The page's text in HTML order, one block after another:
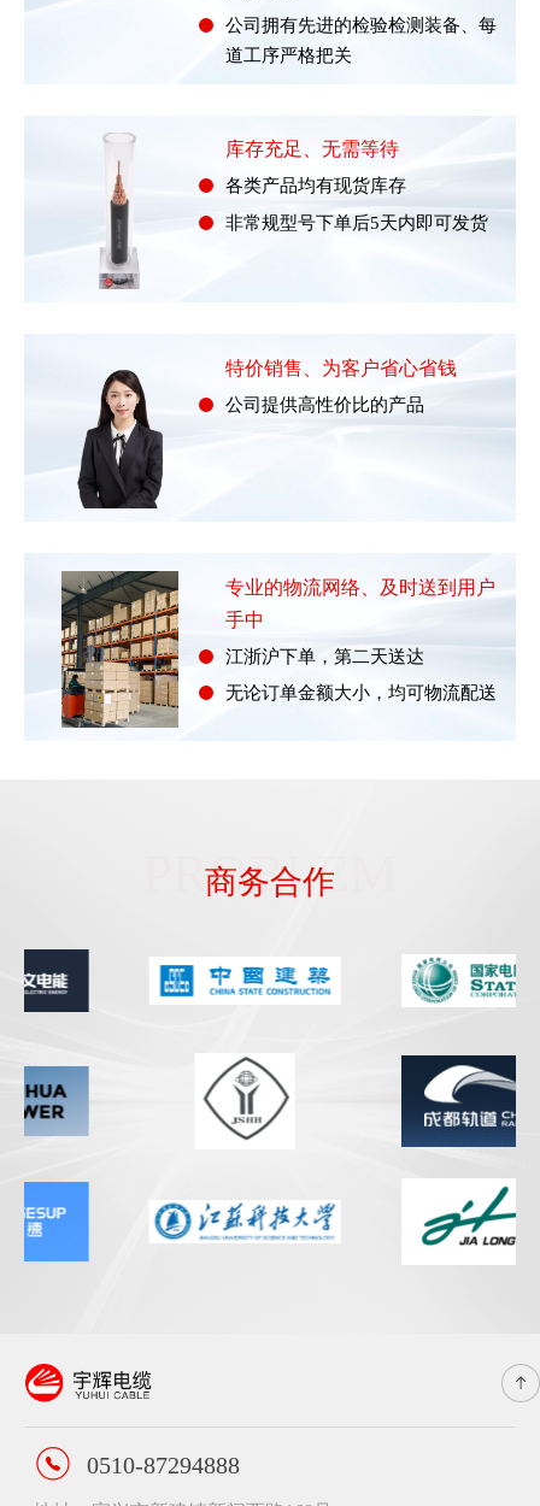
公司拥有先进的检验检测装备、每
道工序严格把关
库存充足、无需等待
各类产品均有现货库存
非常规型号下单后5天内即可发货
特价销售、为客户省心省钱
公司提供高性价比的产品
专业的物流网络、及时送到用户
手中
江浙沪下单，第二天送达
无论订单金额大小，均可物流配送
PROBLEM
商务合作
0510-87294888